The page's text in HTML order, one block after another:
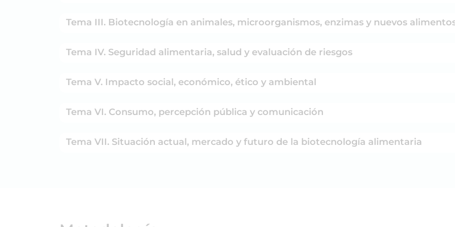
Tema III. Biotecnología en animales, microorganismos, enzimas y nuevos
Tema IV. Seguridad alimentaria, salud y evaluación de riesgos
Tema V. Impacto social, económico, ético y ambiental
Tema VI. Consumo, percepción pública y comunicación
Tema VII. Situación actual, mercado y futuro de la biotecnología alimentaria